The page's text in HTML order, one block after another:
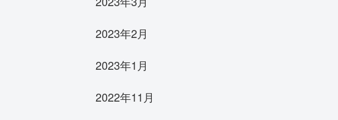
2023年2月
2023年1月
2022年11月